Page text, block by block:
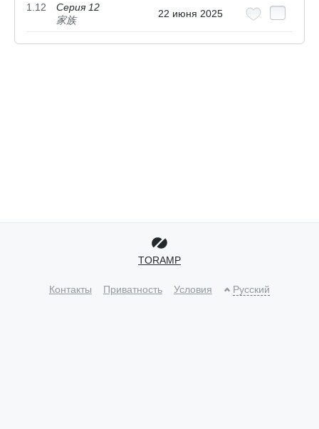
1.12
Серия 12
家族
22 июня 2025
TORAMP
Контакты Приватность Условия Русский